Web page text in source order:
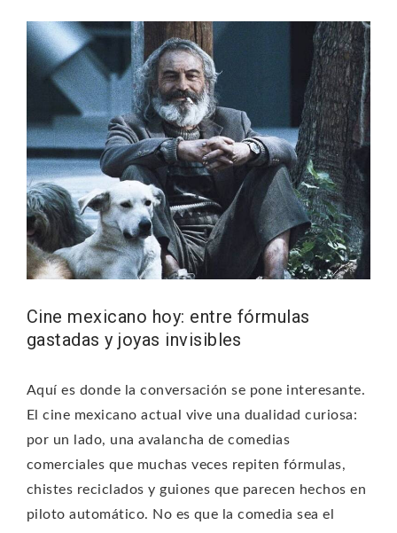
Cine mexicano hoy: entre fórmulas
gastadas y joyas invisibles
Aquí es donde la conversación se pone interesante.
El cine mexicano actual vive una dualidad curiosa:
por un lado, una avalancha de comedias
comerciales que muchas veces repiten fórmulas,
chistes reciclados y guiones que parecen hechos en
piloto automático. No es que la comedia sea el